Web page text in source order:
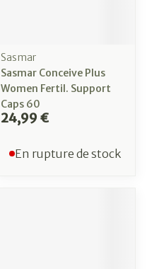
Sasmar
Sasmar Conceive Plus
Women Fertil. Support
Caps 60
24,99 €
En rupture de stock